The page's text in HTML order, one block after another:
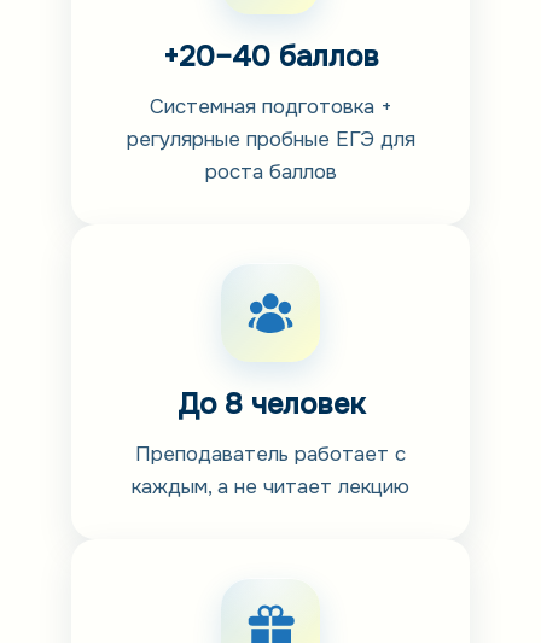
+20–40 баллов
Системная подготовка +
регулярные пробные ЕГЭ для
роста баллов
До 8 человек
Преподаватель работает с
каждым, а не читает лекцию